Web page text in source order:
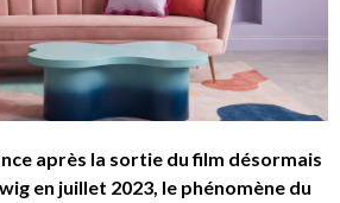
après la sortie du film désormais
en juillet 2023, le phénomène du